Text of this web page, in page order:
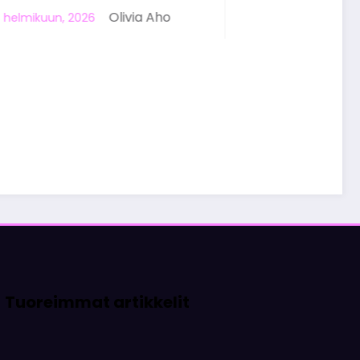
Tuoreimmat artikkelit